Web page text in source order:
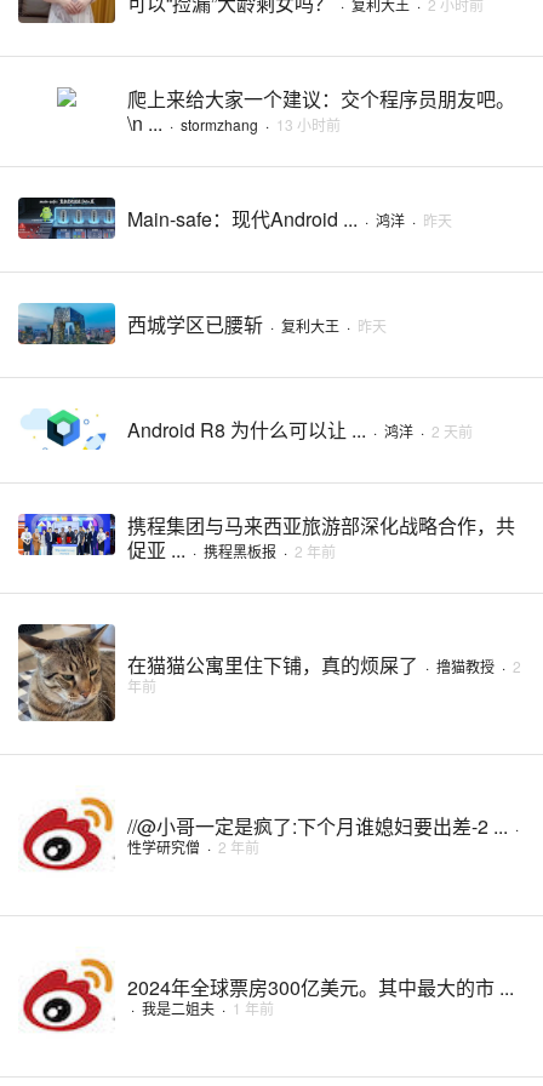
· 复利大王 · 2 小时前
爬上来给大家一个建议：交个程序员朋友吧。
\n ... · stormzhang · 13 小时前
Main-safe：现代Android ... · 鸿洋 · 昨天
西城学区已腰斩 · 复利大王 · 昨天
Android R8 为什么可以让 ... · 鸿洋 · 2 天前
携程集团与马来西亚旅游部深化战略合作，共
促亚 ... · 携程黑板报 · 2 年前
在猫猫公寓里住下铺，真的烦屎了 · 撸猫教授 · 2
年前
//@小哥一定是疯了:下个月谁媳妇要出差-2 ... ·
性学研究僧 · 2 年前
2024年全球票房300亿美元。其中最大的市 ...
· 我是二姐夫 · 1 年前